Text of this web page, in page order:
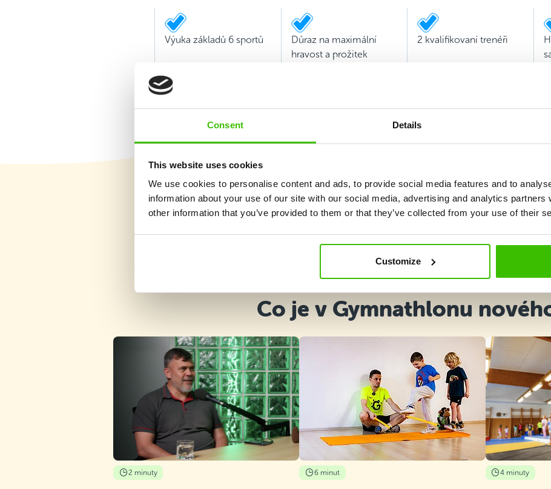
Consent Details
This website uses cookies
We use cookies to personalise content and ads, to provide social media features and to
information about your use of our site with our social media, advertising and analytics partners
other information that you’ve provided to them or that they’ve collected from your use of their
Customize
Výuka základů 6 sportů
Důraz na maximální
hravost a prožitek
2 kvalifikovaní trenéři
Co je v Gymnathlonu
2 minuty 6 minut 4 minuty